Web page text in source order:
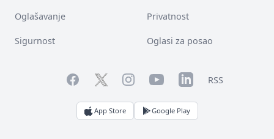
Oglašavanje Privatnost
Sigurnost Oglasi za posao
FacebookTwitterInstagramYouTubeLinkedInRSS
App Store Google Play